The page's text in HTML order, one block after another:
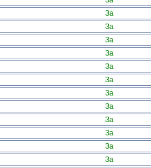
За
За
За
За
За
За
За
За
За
За
За
За